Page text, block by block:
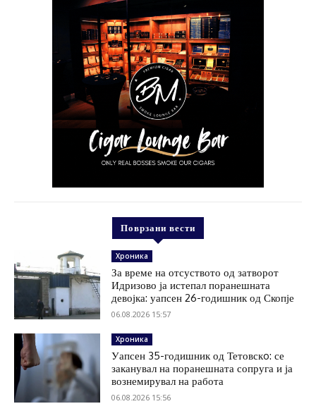
Поврзани вести
Хроника
За време на отсуството од затворот
Идризово ја истепал поранешната
девојка: уапсен 26-годишник од Скопје
06.08.2026 15:57
Хроника
Уапсен 35-годишник од Тетовскo: се
заканувал на поранешната сопруга и ја
вознемирувал на работа
06.08.2026 15:56